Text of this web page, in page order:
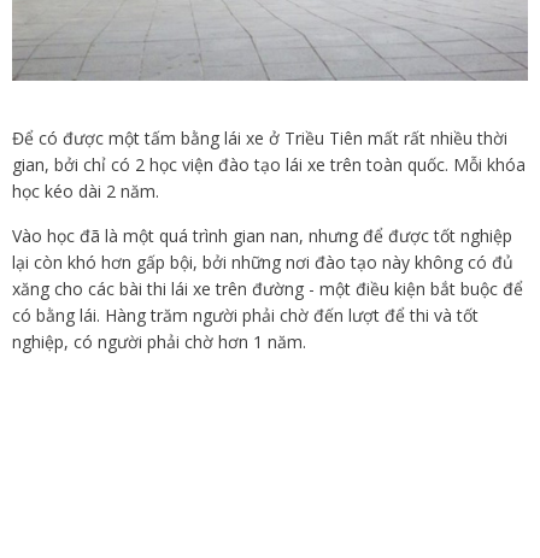
Để có được một tấm bằng lái xe ở Triều Tiên mất rất nhiều thời
gian, bởi chỉ có 2 học viện đào tạo lái xe trên toàn quốc. Mỗi khóa
học kéo dài 2 năm.
Vào học đã là một quá trình gian nan, nhưng để được tốt nghiệp
lại còn khó hơn gấp bội, bởi những nơi đào tạo này không có đủ
xăng cho các bài thi lái xe trên đường - một điều kiện bắt buộc để
có bằng lái. Hàng trăm người phải chờ đến lượt để thi và tốt
nghiệp, có người phải chờ hơn 1 năm.